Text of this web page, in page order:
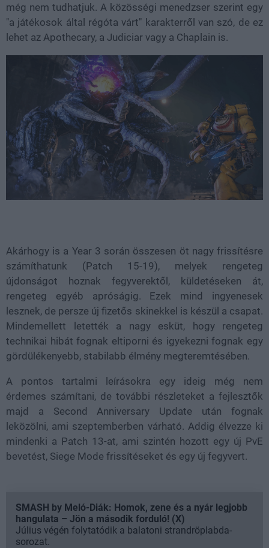
még nem tudhatjuk. A közösségi menedzser szerint egy
"a játékosok által régóta várt" karakterről van szó, de ez
lehet az Apothecary, a Judiciar vagy a Chaplain is.
Akárhogy is a Year 3 során összesen öt nagy frissítésre
számíthatunk (Patch 15-19), melyek rengeteg
újdonságot hoznak fegyverektől, küldetéseken át,
rengeteg egyéb apróságig. Ezek mind ingyenesek
lesznek, de persze új fizetős skinekkel is készül a csapat.
Mindemellett letették a nagy esküt, hogy rengeteg
technikai hibát fognak eltiporni és igyekezni fognak egy
gördülékenyebb, stabilabb élmény megteremtésében.
A pontos tartalmi leírásokra egy ideig még nem
érdemes számítani, de további részleteket a fejlesztők
majd a Second Anniversary Update után fognak
leközölni, ami szeptemberben várható. Addig élvezze ki
mindenki a Patch 13-at, ami szintén hozott egy új PvE
bevetést, Siege Mode frissítéseket és egy új fegyvert.
SMASH by Meló-Diák: Homok, zene és a nyár legjobb
hangulata – Jön a második forduló! (X)
Július végén folytatódik a balatoni strandröplabda-
sorozat.